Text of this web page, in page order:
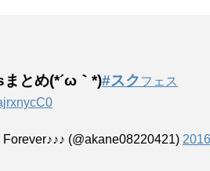
まとめ(*´ω｀*)#スクフェス
(@akane08220421)